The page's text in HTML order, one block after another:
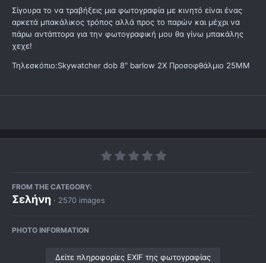
Σίγουρα το να τραβήξεις μια φωτογραφία με κινητό είναι ένας
αρκετά μπακάλικος τρόπος αλλά προς το παρών και μέχρι να
πάρω αντάπτορα για την φωτογραφική μου θα γίνω μπακάλης
χεχε!
Τηλεσκόπιο:Skywatcher dob 8" barlow 2X Προσοφθάλμιο 25ΜΜ
FROM THE CATEGORY:
Σελήνη · 2570 images
PHOTO INFORMATION
Δείτε πληροφορίες EXIF της φωτογραφίας